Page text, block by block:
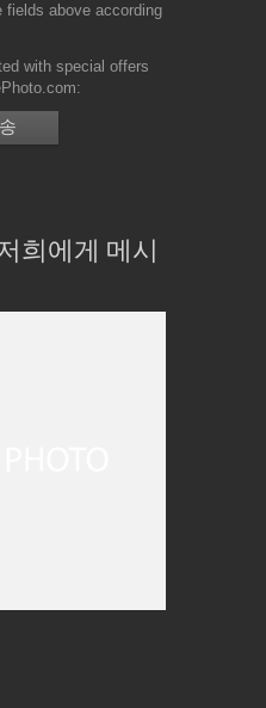
above according
with special offers
희에게 메시